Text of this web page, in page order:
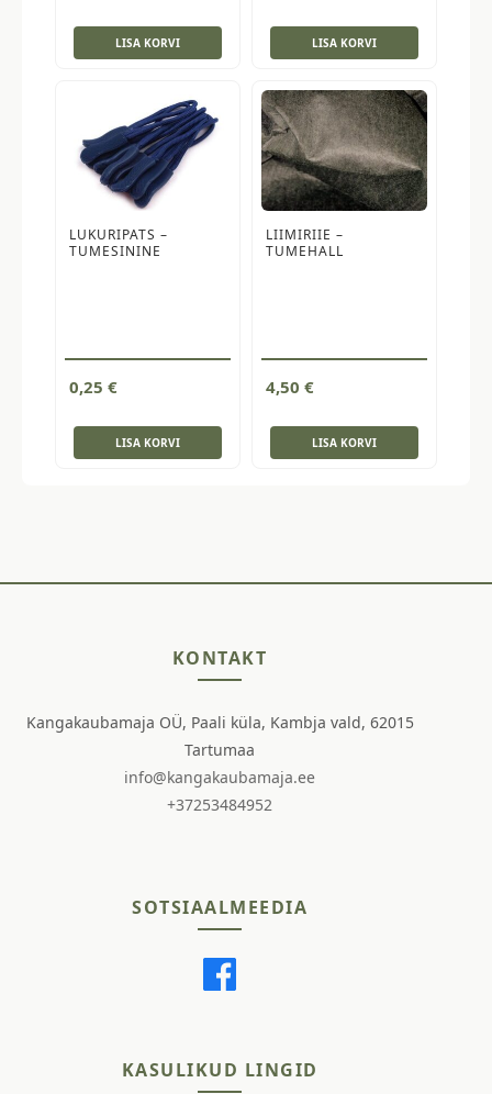
LISA KORVI LISA KORVI
LUKURIPATS –
TUMESININE
0,25 €
LISA KORVI
LIIMIRIIE –
TUMEHALL
4,50 €
LISA KORVI
KONTAKT
Kangakaubamaja OÜ, Paali küla, Kambja vald, 62015
Tartumaa
info@kangakaubamaja.ee
+37253484952
SOTSIAALMEEDIA
KASULIKUD LINGID